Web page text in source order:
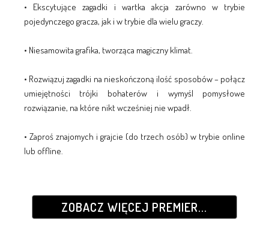
• Ekscytujące zagadki i wartka akcja zarówno w trybie
pojedynczego gracza, jak i w trybie dla wielu graczy.
• Niesamowita grafika, tworząca magiczny klimat.
• Rozwiązuj zagadki na nieskończoną ilość sposobów – połącz
umiejętności trójki bohaterów i wymyśl pomysłowe
rozwiązanie, na które nikt wcześniej nie wpadł.
• Zaproś znajomych i grajcie (do trzech osób) w trybie online
lub offline.
ZOBACZ WIĘCEJ PREMIER...